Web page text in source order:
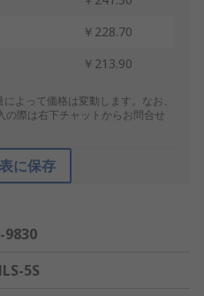
￥228.70
￥213.90
よって価格は変動します。なお、
際は右下チャットからお問合せ
に保存
9830
5S